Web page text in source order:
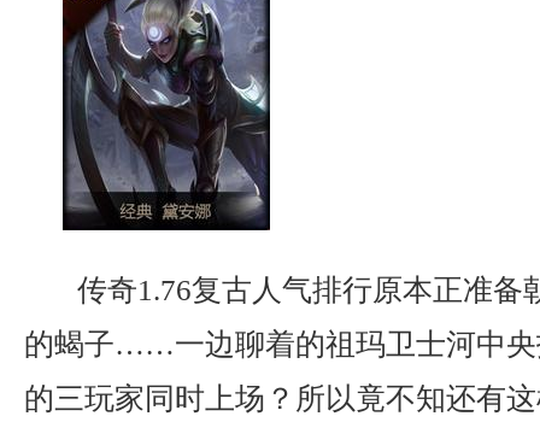
传奇1.76复古人气排行原本正准备
的蝎子……一边聊着的祖玛卫士河中央
的三玩家同时上场？所以竟不知还有